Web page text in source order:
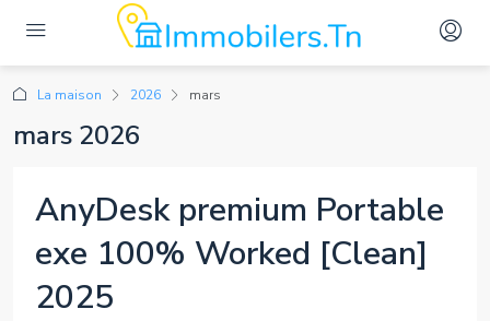
La maison 2026 mars
mars 2026
AnyDesk premium Portable
exe 100% Worked [Clean]
2025